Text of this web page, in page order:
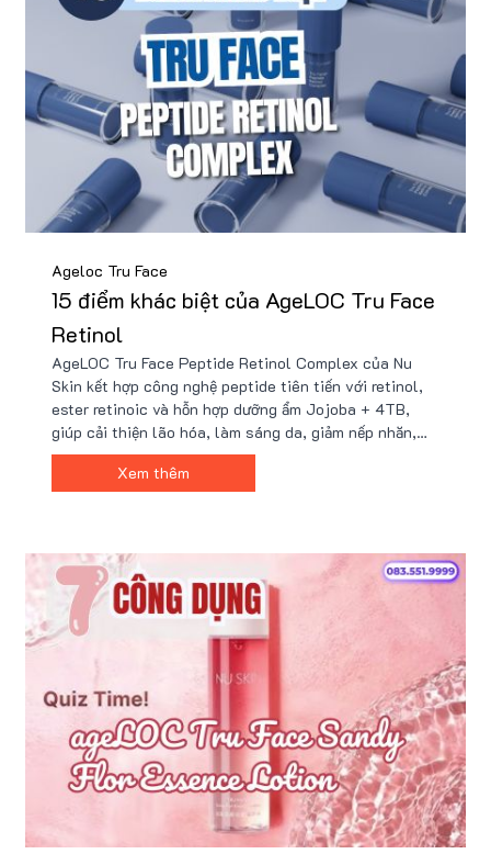
Ageloc Tru Face
15 điểm khác biệt của AgeLOC Tru Face
Retinol
AgeLOC Tru Face Peptide Retinol Complex của Nu
Skin kết hợp công nghệ peptide tiên tiến với retinol,
ester retinoic và hỗn hợp dưỡng ẩm Jojoba + 4TB,
giúp cải thiện lão hóa, làm sáng da, giảm nếp nhăn,
thu nhỏ lỗ chân lông và an toàn cho da nhạy cảm. Sản
phẩm có giá khoảng 2,125,000 VNĐ, ưu đãi tại Nu88.
Xem thêm